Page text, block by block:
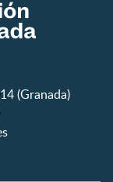
(Granada)